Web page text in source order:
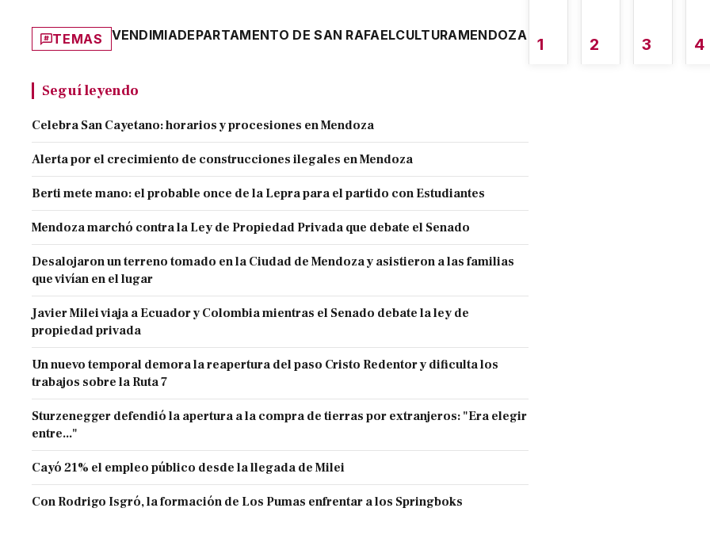
TEMAS VENDIMIADEPARTAMENTO DE SAN RAFAELCULTURAMENDOZA
Seguí leyendo
Celebra San Cayetano: horarios y procesiones en Mendoza
Alerta por el crecimiento de construcciones ilegales en Mendoza
Berti mete mano: el probable once de la Lepra para el partido con Estudiantes
Mendoza marchó contra la Ley de Propiedad Privada que debate el Senado
Desalojaron un terreno tomado en la Ciudad de Mendoza y asistieron a las familias
que vivían en el lugar
Javier Milei viaja a Ecuador y Colombia mientras el Senado debate la ley de
propiedad privada
Un nuevo temporal demora la reapertura del paso Cristo Redentor y dificulta los
trabajos sobre la Ruta 7
Sturzenegger defendió la apertura a la compra de tierras por extranjeros: "Era elegir
entre..."
Cayó 21% el empleo público desde la llegada de Milei
Con Rodrigo Isgró, la formación de Los Pumas enfrentar a los Springboks
1 2 3 4